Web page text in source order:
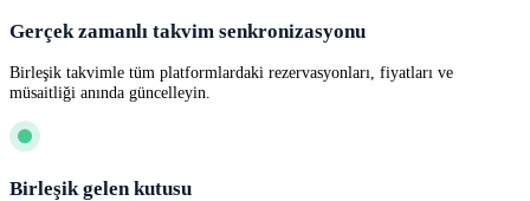
Gerçek zamanlı takvim senkronizasyonu
Birleşik takvimle tüm platformlardaki rezervasyonları, fiyatları ve
müsaitliği anında güncelleyin.
Birleşik gelen kutusu